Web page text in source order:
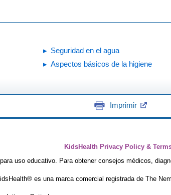
Seguridad en el agua
Aspectos básicos de la higiene
Imprimir
KidsHealth Privacy Policy &
uso educativo. Para obtener consejos médicos,
es una marca comercial registrada de The